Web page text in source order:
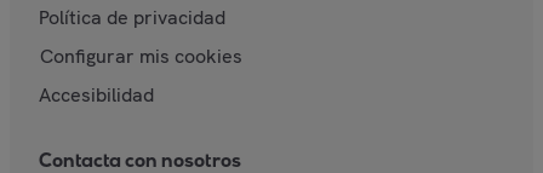
Política de privacidad
Configurar mis cookies
Accesibilidad
Contacta con nosotros